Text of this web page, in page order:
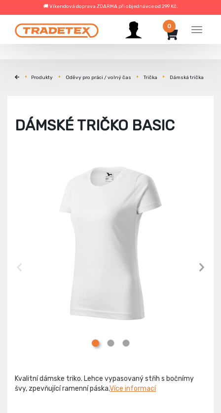
🚚 Víkendová doprava ZDARMA při objednávce od 299 Kč.
Menu
0
Produkty Oděvy pro práci / volný čas Trička Dámská trička
DÁMSKÉ TRIČKO BASIC
Kvalitní dámske triko. Lehce vypasovaný střih s bočnímy
švy, zpevňující ramenní páska.Více informací